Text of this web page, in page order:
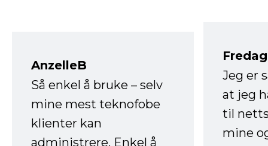
AnzelleB
Så enkel å bruke – selv
mine mest teknofobe
klienter kan
administrere. Enkel å
Jeg er
at jeg
til
mine